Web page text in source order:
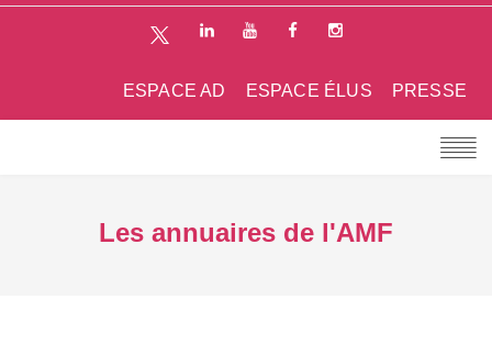
PRESSE
ESPACE ÉLUS
ESPACE AD
Les annuaires de l'AMF